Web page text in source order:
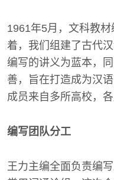
1961年5月，文科教
着，我们组建了古代
编写的讲义为蓝本，
善，旨在打造成为汉
成员来自多所高校，
编写团队分工
王力主编全面负责编